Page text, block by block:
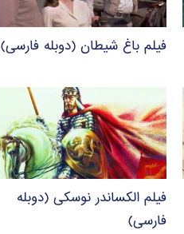
فیلم باغ شیطان (دوبله فارسی)
فیلم الکساندر نوسکی (دوبله
فارسی)